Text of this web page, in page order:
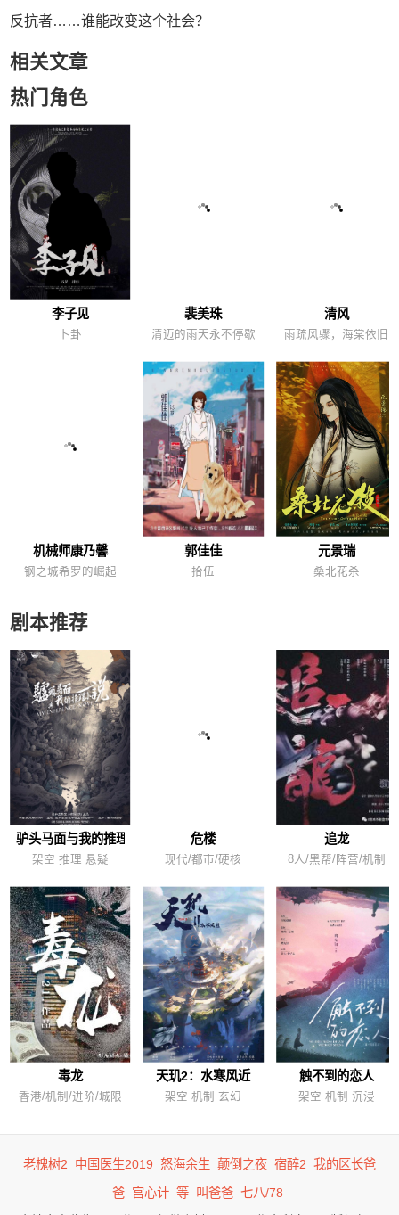
反抗者……谁能改变这个社会？
相关文章
热门角色
李子见
卜卦
裴美珠
清迈的雨天永不停歇
清风
雨疏风骤，海棠依旧
机械师康乃馨
钢之城希罗的崛起
郭佳佳
拾伍
元景瑞
桑北花杀
剧本推荐
驴头马面与我的推理小说
架空 推理 悬疑
危楼
现代/都市/硬核
追龙
8人/黑帮/阵营/机制
毒龙
香港/机制/进阶/城限
天玑2：水寒风近
架空 机制 玄幻
触不到的恋人
架空 机制 沉浸
老槐树2 中国医生2019 怒海余生 颠倒之夜 宿醉2 我的区长爸
爸 宫心计 等 叫爸爸 七八/78